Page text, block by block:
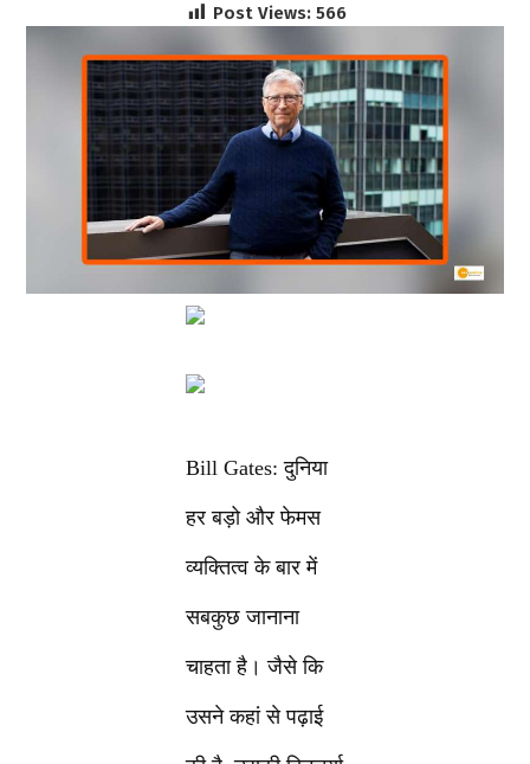
Post Views: 566
Bill Gates: दुनिया
हर बड़ो और फेमस
व्यक्तित्व के बार में
सबकुछ जानाना
चाहता है। जैसे कि
उसने कहां से पढ़ाई